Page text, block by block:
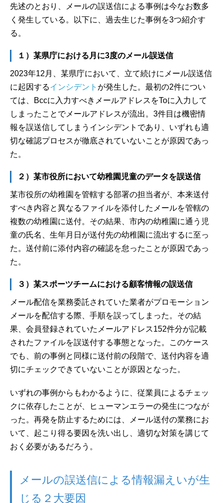
先述のとおり、メールの誤送信による事例は今なお数多
く発生している。以下に、過去生じた事例を3つ紹介す
る。
１）某県庁における月に3度のメール誤送信
2023年12月、某県庁において、立て続けにメール誤送信
に起因するインシデント が発生した。最初の2件につい
ては、Bccに入力すべきメールアドレスをToに入力して
しまったことでメールアドレスが流出。3件目は機密情
報を誤送信してしまうインシデントであり、いずれも適
切な確認プロセスが徹底されていないことが原因であっ
た。
２）某市役所において幼稚園児童のデータを誤送信
某市役所の幼稚園を管轄する部署の担当者が、本来送付
すべき内容と異なるファイルを添付したメールを管轄の
複数の幼稚園に送付。その結果、市内の幼稚園に通う児
童の氏名、生年月日が送付先の幼稚園に流出するに至っ
た。送付前に添付内容の確認を怠ったことが原因であっ
た。
３）某スポーツチームにおける顧客情報の誤送信
メール配信を業務委託されていた業者がプロモーション
メールを配信する際、手順を誤ってしまった。その結
果、会員登録されていたメールアドレス152件分が記載
されたファイルを誤送付する事態となった。このケース
でも、前の事例と同様に送付前の段階で、送付内容を適
切にチェックできていないことが原因となった。
いずれの事例からもわかるように、従業員によるチェッ
クに依存したことが、ヒューマンエラーの発生につなが
った。再発を防止するためには、メール送付の業務にお
いて、起こり得る要因を洗い出し、適切な対策を講じて
おく必要があるだろう。
メールの誤送信による情報漏えいが生
じる２大要因